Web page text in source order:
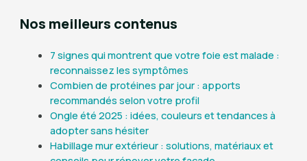
Nos meilleurs contenus
7 signes qui montrent que votre foie est malade :
reconnaissez les symptômes
Combien de protéines par jour : apports
recommandés selon votre profil
Ongle été 2025 : idées, couleurs et tendances à
adopter sans hésiter
Habillage mur extérieur : solutions, matériaux et